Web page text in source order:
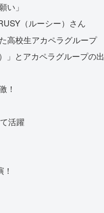
い」
（ルーシー）さん
高校生アカペラグループ
」とアカペラグループの
！
活躍